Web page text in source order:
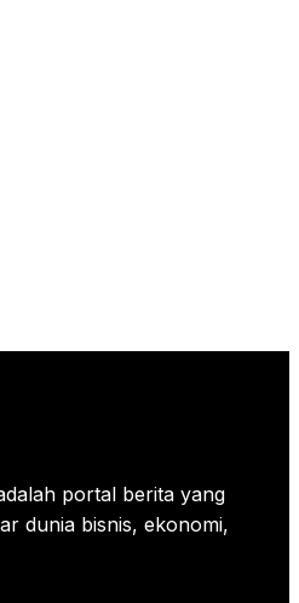
portal berita yang
dunia bisnis, ekonomi,